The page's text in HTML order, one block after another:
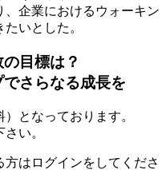
企業におけるウォーキン
いとした。
目標は？
さらなる成長を
となっております。
い。
方は ログインをしてくださ